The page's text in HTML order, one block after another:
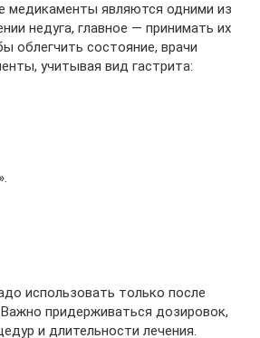
медикаменты являются одними из
недуга, главное — принимать их
облегчить состояние, врачи
учитывая вид гастрита:
использовать только после
придерживаться дозировок,
и длительности лечения.